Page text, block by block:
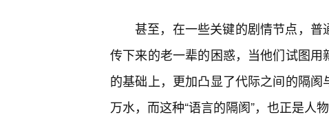
甚至，在一些关键的剧情节点，
传下来的老一辈的困惑，当他们试图
的基础上，更加凸显了代际之间的隔
万水，而这种“语言的隔阂”，也正是人